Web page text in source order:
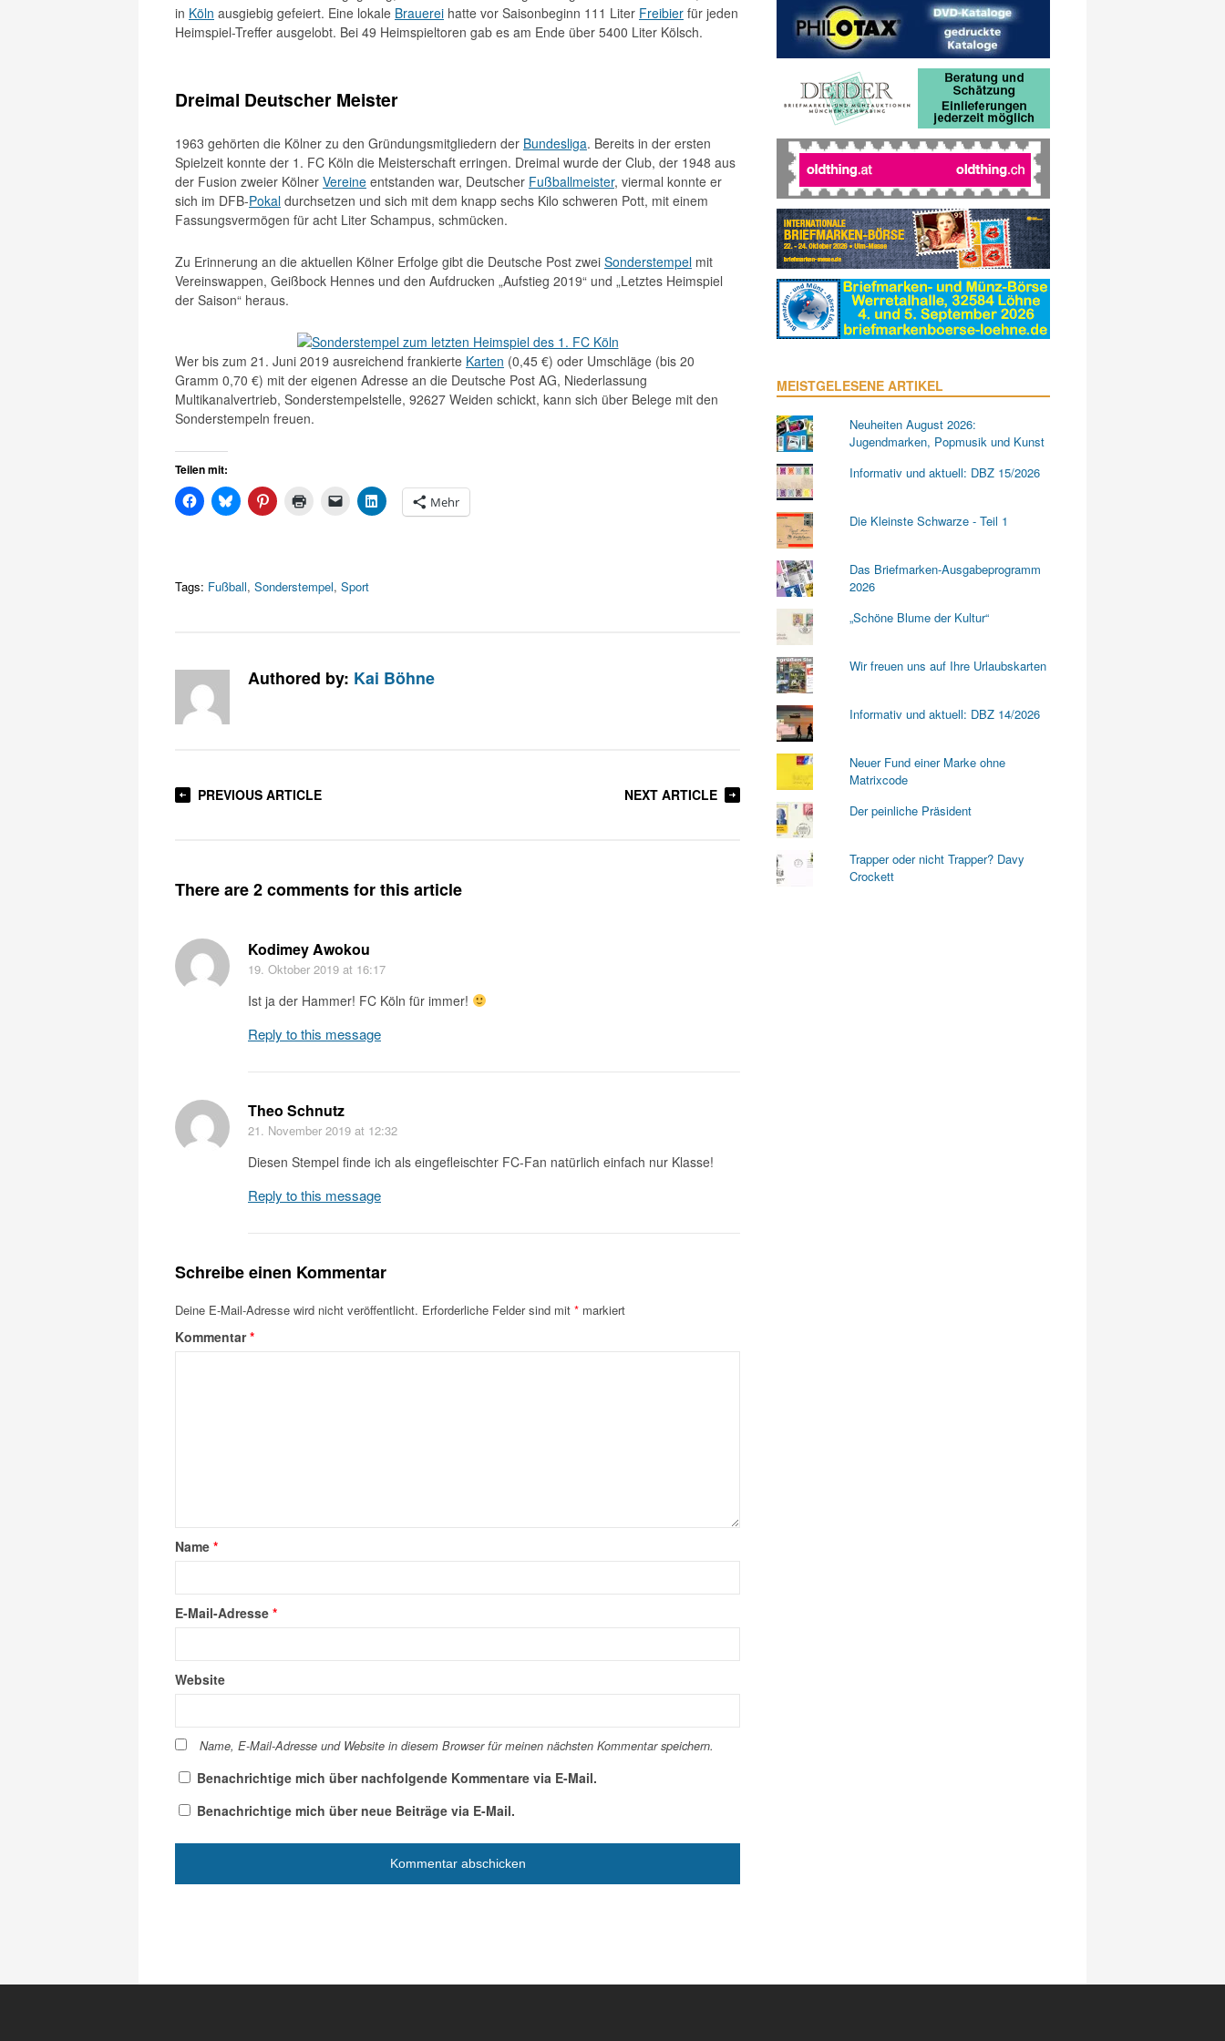
in Köln ausgiebig gefeiert. Eine lokale Brauerei hatte vor Saisonbeginn 111 Liter Freibier für jeden
Heimspiel-Treffer ausgelobt. Bei 49 Heimspieltoren gab es am Ende über 5400 Liter Kölsch.
Dreimal Deutscher Meister
1963 gehörten die Kölner zu den Gründungsmitgliedern der Bundesliga. Bereits in der ersten
Spielzeit konnte der 1. FC Köln die Meisterschaft erringen. Dreimal wurde der Club, der 1948 aus
der Fusion zweier Kölner Vereine entstanden war, Deutscher Fußballmeister, viermal konnte er
sich im DFB-Pokal durchsetzen und sich mit dem knapp sechs Kilo schweren Pott, mit einem
Fassungsvermögen für acht Liter Schampus, schmücken.
Zu Erinnerung an die aktuellen Kölner Erfolge gibt die Deutsche Post zwei Sonderstempel mit
Vereinswappen, Geißbock Hennes und den Aufdrucken „Aufstieg 2019“ und „Letztes Heimspiel
der Saison“ heraus.
Wer bis zum 21. Juni 2019 ausreichend frankierte Karten (0,45 €) oder Umschläge (bis 20
Gramm 0,70 €) mit der eigenen Adresse an die Deutsche Post AG, Niederlassung
Multikanalvertrieb, Sonderstempelstelle, 92627 Weiden schickt, kann sich über Belege mit den
Sonderstempeln freuen.
Teilen mit:
Mehr
Tags: Fußball, Sonderstempel, Sport
Authored by: Kai Böhne
PREVIOUS ARTICLE NEXT ARTICLE
There are 2 comments for this article
Kodimey Awokou
19. Oktober 2019 at 16:17
Ist ja der Hammer! FC Köln für immer!
Reply to this message
Theo Schnutz
21. November 2019 at 12:32
Diesen Stempel finde ich als eingefleischter FC-Fan natürlich einfach nur Klasse!
Reply to this message
Schreibe einen Kommentar
Deine E-Mail-Adresse wird nicht veröffentlicht. Erforderliche Felder sind mit * markiert
Kommentar*
Name *
E-Mail-Adresse *
Website
Name, E-Mail-Adresse und Website in diesem Browser für meinen nächsten Kommentar speichern.
Benachrichtige mich über nachfolgende Kommentare via E-Mail.
Benachrichtige mich über neue Beiträge via E-Mail.
MEISTGELESENE ARTIKEL
Neuheiten August 2026:
Jugendmarken, Popmusik und Kunst
Informativ und aktuell: DBZ 15/2026
Die Kleinste Schwarze - Teil 1
Das Briefmarken-Ausgabeprogramm
2026
„Schöne Blume der Kultur“
Wir freuen uns auf Ihre Urlaubskarten
Informativ und aktuell: DBZ 14/2026
Neuer Fund einer Marke ohne
Matrixcode
Der peinliche Präsident
Trapper oder nicht Trapper? Davy
Crockett